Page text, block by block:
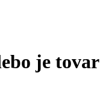
je tovar